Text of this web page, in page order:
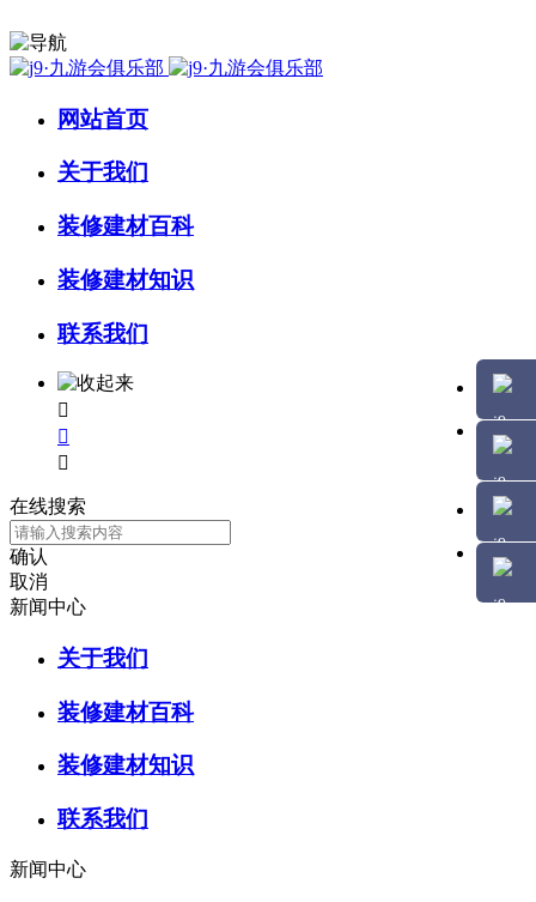
网站首页
关于我们
装修建材百科
装修建材知识
联系我们



在线搜索
确认
取消
新闻中心
关于我们
装修建材百科
装修建材知识
联系我们
新闻中心